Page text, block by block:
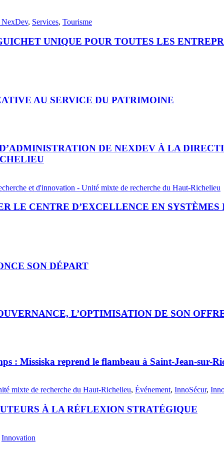
NexDev, Services, Tourisme
UNIQUE POUR TOUTES LES
AU SERVICE DU PATRIMOINE
DE NEXDEV À LA
et d'innovation - Unité mixte de recherche du Haut-Richelieu
LE CENTRE D’EXCELLENCE EN
SON DÉPART
L’OPTIMISATION DE SON
: Missiska reprend le flambeau à Saint-Jean-sur-
mixte de recherche du Haut-Richelieu, Événement, InnoSécur,
À LA RÉFLEXION STRATÉGIQUE
Innovation